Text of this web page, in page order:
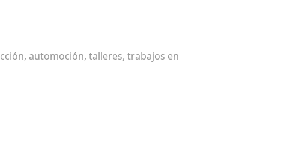
automoción, talleres, trabajos en